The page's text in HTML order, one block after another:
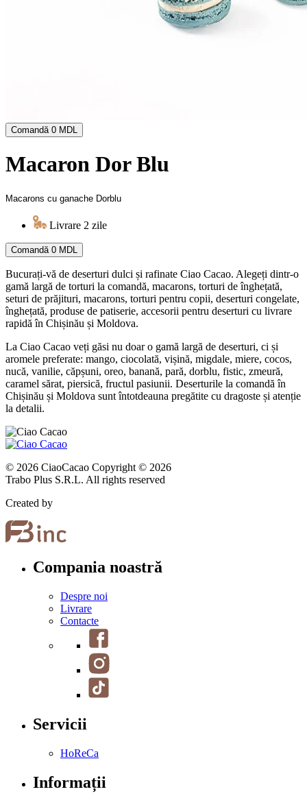
Comandă 0 MDL
Macaron Dor Blu
Macarons cu ganache Dorblu
Livrare 2 zile
Comandă 0 MDL
Bucurați-vă de deserturi dulci și rafinate Ciao Cacao. Alegeți dintr-o
gamă largă de torturi la comandă, macarons, torturi de înghețată,
seturi de prăjituri, macarons, torturi pentru copii, deserturi congelate,
înghețată, produse de patiserie, accesorii pentru deserturi cu livrare
rapidă în Chișinău și Moldova.
La Ciao Cacao veți găsi nu doar o gamă largă de deserturi, ci și
aromele preferate: mango, ciocolată, vișină, migdale, miere, cocos,
nucă, vanilie, căpșuni, oreo, banană, pară, dorblu, fistic, zmeură,
caramel sărat, piersică, fructul pasiunii. Deserturile la comandă în
Chișinău și Moldova sunt întotdeauna pregătite cu dragoste și atenție
la detalii.
© 2026 CiaoCacao Copyright © 2026
Trabo Plus S.R.L. All rights reserved
Created by
Compania noastră
Despre noi
Livrare
Contacte
Servicii
HoReCa
Informații